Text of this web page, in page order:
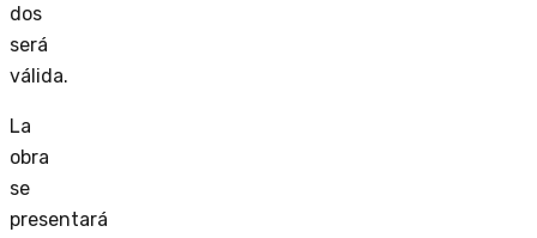
dos
será
válida.
La
obra
se
presentará